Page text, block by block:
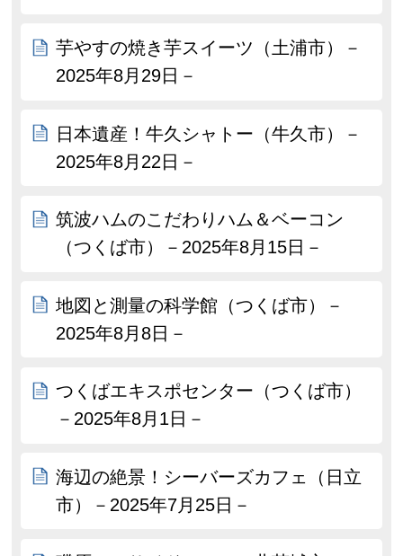
芋やすの焼き芋スイーツ（土浦市）－
2025年8月29日－
日本遺産！牛久シャトー（牛久市）－
2025年8月22日－
筑波ハムのこだわりハム＆ベーコン
（つくば市）－2025年8月15日－
地図と測量の科学館（つくば市）－
2025年8月8日－
つくばエキスポセンター（つくば市）
－2025年8月1日－
海辺の絶景！シーバーズカフェ（日立
市）－2025年7月25日－